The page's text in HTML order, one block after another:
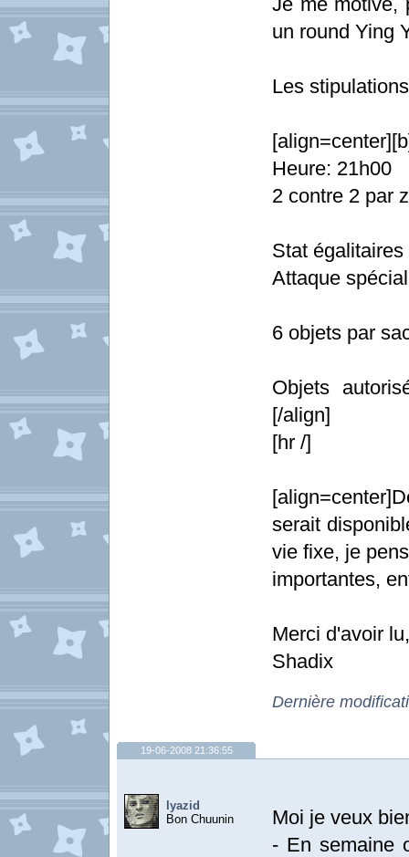
un round Ying
Les
Heure: 21h00
2 contre 2 par
Stat égalitaires
Attaque
6 objets par
Objets
[/align]
[hr /]
serait
vie fixe, je
importantes,
Merci d'avoir lu,
Shadix
Dernière
19-06-2008 21:36:55
lyazid
Bon Chuunin
Moi je veux
- En semaine